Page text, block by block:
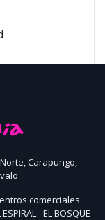
Carapungo,
comerciales:
- EL BOSQUE